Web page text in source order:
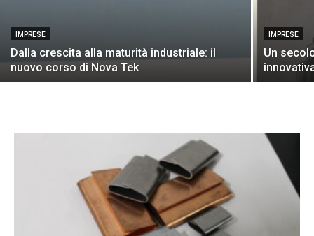
IMPRESE
Dalla crescita alla maturità industriale: il
nuovo corso di Nova Tek
IMPRESE
Un